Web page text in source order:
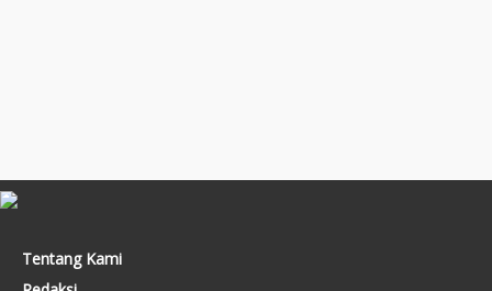
Tentang Kami